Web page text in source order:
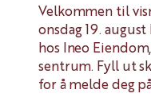
Velkommen til
onsdag 19.
hos Ineo
sentrum. Fyll ut
for å melde deg